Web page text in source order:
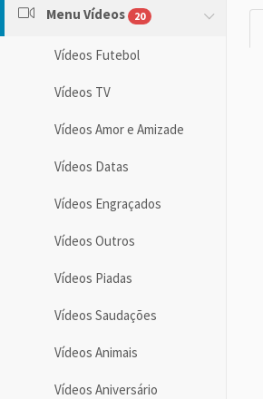
Menu Vídeos 20
Vídeos Futebol
Vídeos TV
Vídeos Amor e Amizade
Vídeos Datas
Vídeos Engraçados
Vídeos Outros
Vídeos Piadas
Vídeos Saudações
Vídeos Animais
Vídeos Aniversário